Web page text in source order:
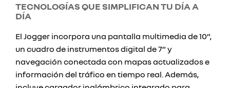
TECNOLOGÍAS QUE SIMPLIFICAN TU DÍA A
DÍA
El Jogger incorpora una pantalla multimedia de 10”,
un cuadro de instrumentos digital de 7” y
navegación conectada con mapas actualizados e
información del tráfico en tiempo real. Además,